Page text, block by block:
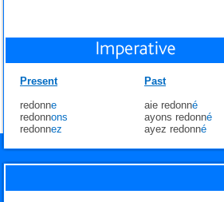
Present
redonne
redonnons
redonnez
Past
aie redonné
ayons redonné
ayez redonné